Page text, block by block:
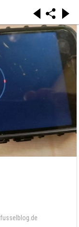
fusselblog.de